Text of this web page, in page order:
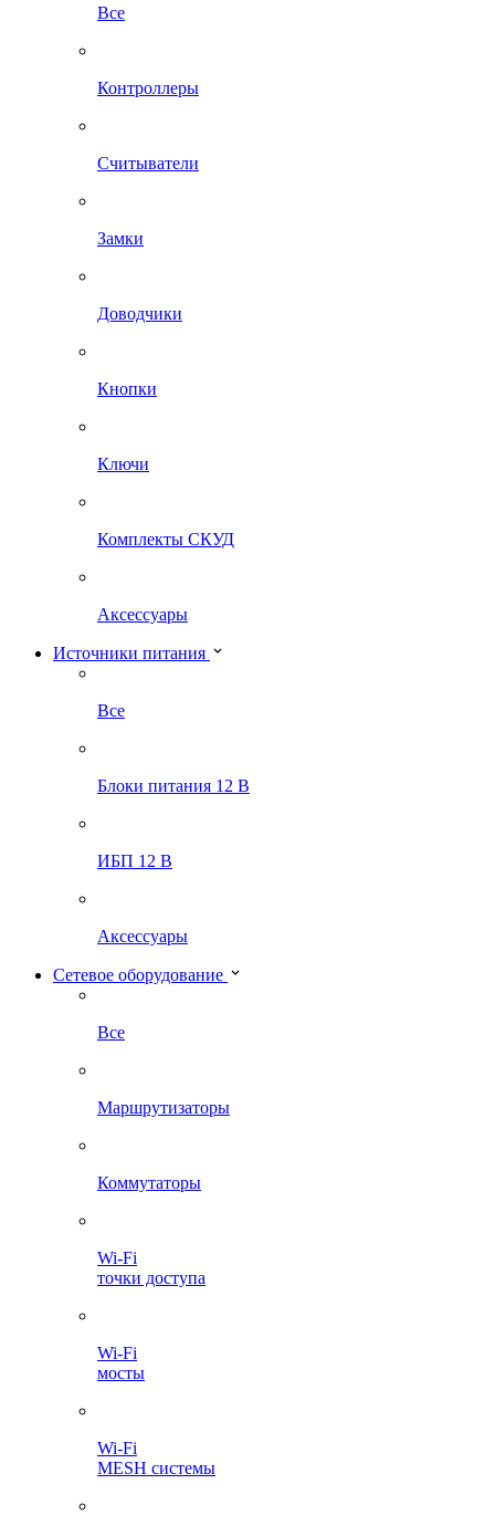
Все
Контроллеры
Считыватели
Замки
Доводчики
Кнопки
Ключи
Комплекты СКУД
Аксессуары
Источники питания
Все
Блоки питания 12 В
ИБП 12 В
Аксессуары
Сетевое оборудование
Все
Маршрутизаторы
Коммутаторы
Wi-Fi
точки доступа
Wi-Fi
мосты
Wi-Fi
MESH системы